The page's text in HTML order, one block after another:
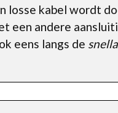
losse kabel wordt
een andere
eens langs de